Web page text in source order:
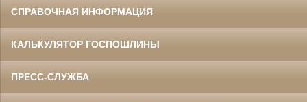
СПРАВОЧНАЯ ИНФОРМАЦИЯ
КАЛЬКУЛЯТОР ГОСПОШЛИНЫ
ПРЕСС-СЛУЖБА